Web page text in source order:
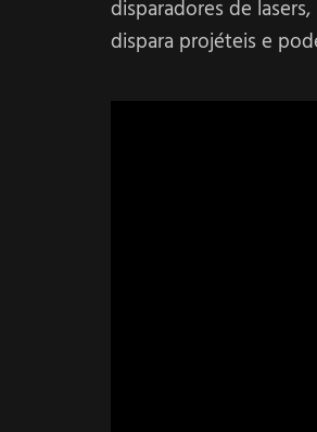
disparadores de
dispara projéteis e